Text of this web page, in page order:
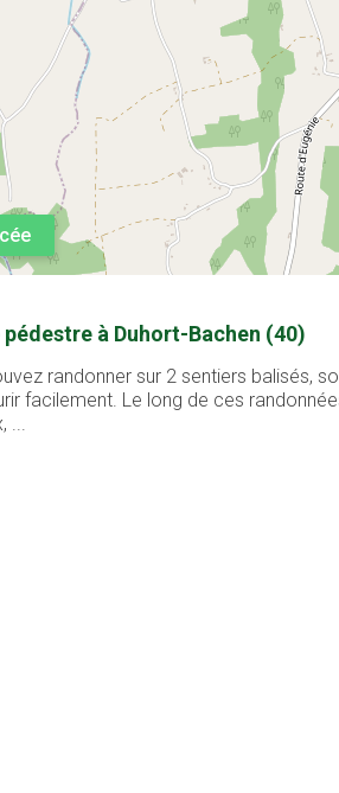
à Duhort-Bachen (40)
randonner sur 2 sentiers balisés,
facilement. Le long de ces
...